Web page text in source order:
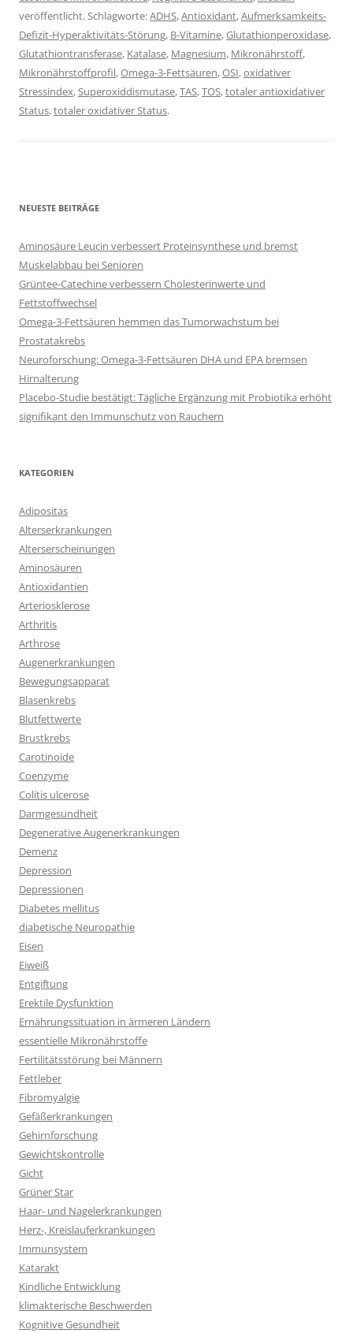
veröffentlicht. Schlagworte:ADHS,Antioxidant,Aufmerksamkeits-
Defizit-Hyperaktivitäts-Störung, B-Vitamine,Glutathionperoxidase,
Glutathiontransferase, Katalase, Magnesium, Mikronährstoff,
Mikronährstoffprofil,Omega-3-Fettsäuren,OSI,oxidativer
Stressindex,Superoxiddismutase,TAS,TOS,totaler antioxidativer
Status,totaler oxidativer Status.
NEUESTE BEITRÄGE
Aminosäure Leucin verbessert Proteinsynthese und bremst
Muskelabbau bei Senioren
Grüntee-Catechine verbessern Cholesterinwerte und
Fettstoffwechsel
Omega-3-Fettsäuren hemmen das Tumorwachstum bei
Prostatakrebs
Neuroforschung: Omega-3-Fettsäuren DHA und EPA bremsen
Hirnalterung
Placebo-Studie bestätigt: Tägliche Ergänzung mit Probiotika erhöht
signifikant den Immunschutz von Rauchern
KATEGORIEN
Adipositas
Alterserkrankungen
Alterserscheinungen
Aminosäuren
Antioxidantien
Arteriosklerose
Arthritis
Arthrose
Augenerkrankungen
Bewegungsapparat
Blasenkrebs
Blutfettwerte
Brustkrebs
Carotinoide
Coenzyme
Colitis ulcerose
Darmgesundheit
Degenerative Augenerkrankungen
Demenz
Depression
Depressionen
Diabetes mellitus
diabetische Neuropathie
Eisen
Eiweiß
Entgiftung
Erektile Dysfunktion
Ernährungssituation in ärmeren Ländern
essentielle Mikronährstoffe
Fertilitätsstörung bei Männern
Fettleber
Fibromyalgie
Gefäßerkrankungen
Gehirnforschung
Gewichtskontrolle
Gicht
Grüner Star
Haar- und Nagelerkrankungen
Herz-, Kreislauferkrankungen
Immunsystem
Katarakt
Kindliche Entwicklung
klimakterische Beschwerden
Kognitive Gesundheit